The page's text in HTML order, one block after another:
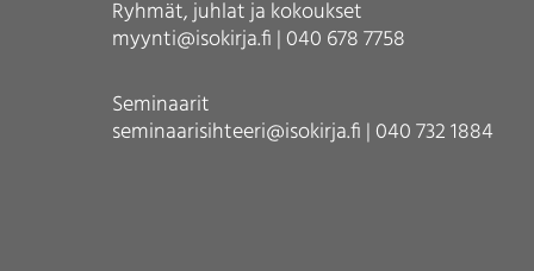
Ryhmät, juhlat ja kokoukset
myynti@isokirja.fi | 040 678 7758
Seminaarit
seminaarisihteeri@isokirja.fi | 040 732 1884